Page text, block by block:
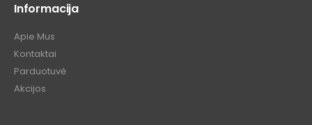
Informacija
Apie Mus
Kontaktai
Parduotuvė
Akcijos